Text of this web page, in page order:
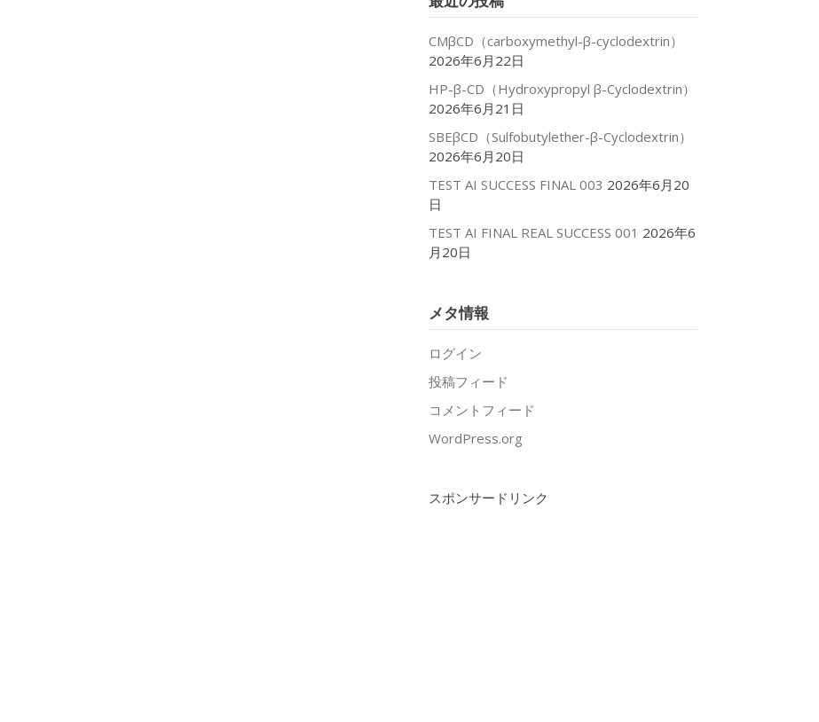
ブ
CMβCD（carboxymethyl-β-cyclodextrin）
2026年6月22日
HP-β-CD（Hydroxypropyl β-Cyclodextrin）
2026年6月21日
SBEβCD（Sulfobutylether-β-Cyclodextrin）
2026年6月20日
TEST AI SUCCESS FINAL 003 2026年6月20
日
TEST AI FINAL REAL SUCCESS 001 2026年6
月20日
メタ情報
ログイン
投稿フィード
コメントフィード
WordPress.org
スポンサードリンク